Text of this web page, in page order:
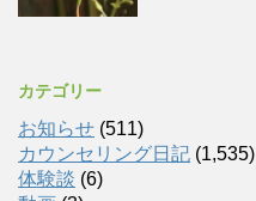
カテゴリー
お知らせ (511)
カウンセリング日記 (1,535)
体験談 (6)